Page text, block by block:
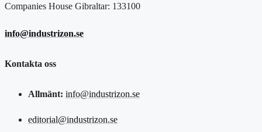
Companies House Gibraltar: 133100
info@industrizon.se
Kontakta oss
Allmänt: info@industrizon.se
editorial@industrizon.se